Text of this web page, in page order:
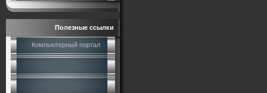
Полезные ссылки
Компьютерный портал